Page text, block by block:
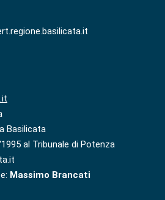
Basilicata
al Tribunale di Potenza
Massimo Brancati